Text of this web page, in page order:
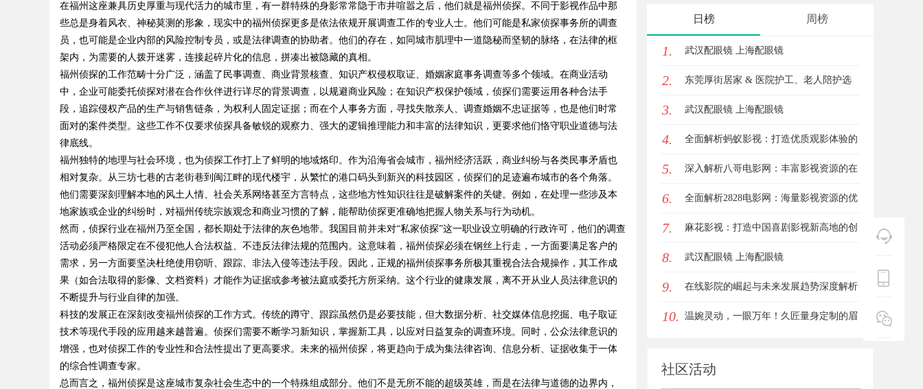
uz
!
Bo
在福州这座兼具历史厚重与现代活力的城市里，有一群特殊的身影常常隐于市井喧嚣之后，他们就是福州侦探。不同于影视作品中那
些总是身着风衣、神秘莫测的形象，现实中的福州侦探更多是依法依规开展调查工作的专业人士。他们可能是私家侦探事务所的调查
员，也可能是企业内部的风险控制专员，或是法律调查的协助者。他们的存在，如同城市肌理中一道隐秘而坚韧的脉络，在法律的框
架内，为需要的人拨开迷雾，连接起碎片化的信息，拼凑出被隐藏的真相。
福州侦探的工作范畴十分广泛，涵盖了民事调查、商业背景核查、知识产权侵权取证、婚姻家庭事务调查等多个领域。在商业活动
中，企业可能委托侦探对潜在合作伙伴进行详尽的背景调查，以规避商业风险；在知识产权保护领域，侦探们需要运用各种合法手
段，追踪侵权产品的生产与销售链条，为权利人固定证据；而在个人事务方面，寻找失散亲人、调查婚姻不忠证据等，也是他们时常
面对的案件类型。这些工作不仅要求侦探具备敏锐的观察力、强大的逻辑推理能力和丰富的法律知识，更要求他们恪守职业道德与法
律底线。
福州独特的地理与社会环境，也为侦探工作打上了鲜明的地域烙印。作为沿海省会城市，福州经济活跃，商业纠纷与各类民事矛盾也
相对复杂。从三坊七巷的古老街巷到闽江畔的现代楼宇，从繁忙的港口码头到新兴的科技园区，侦探们的足迹遍布城市的各个角落。
他们需要深刻理解本地的风土人情、社会关系网络甚至方言特点，这些地方性知识往往是破解案件的关键。例如，在处理一些涉及本
地家族或企业的纠纷时，对福州传统宗族观念和商业习惯的了解，能帮助侦探更准确地把握人物关系与行为动机。
然而，侦探行业在福州乃至全国，都长期处于法律的灰色地带。我国目前并未对“私家侦探”这一职业设立明确的行政许可，他们的调查
活动必须严格限定在不侵犯他人合法权益、不违反法律法规的范围内。这意味着，福州侦探必须在钢丝上行走，一方面要满足客户的
需求，另一方面要坚决杜绝使用窃听、跟踪、非法入侵等违法手段。因此，正规的福州侦探事务所极其重视合法合规操作，其工作成
果（如合法取得的影像、文档资料）才能作为证据或参考被法庭或委托方所采纳。这个行业的健康发展，离不开从业人员法律意识的
不断提升与行业自律的加强。
科技的发展正在深刻改变福州侦探的工作方式。传统的蹲守、跟踪虽然仍是必要技能，但大数据分析、社交媒体信息挖掘、电子取证
技术等现代手段的应用越来越普遍。侦探们需要不断学习新知识，掌握新工具，以应对日益复杂的调查环境。同时，公众法律意识的
增强，也对侦探工作的专业性和合法性提出了更高要求。未来的福州侦探，将更趋向于成为集法律咨询、信息分析、证据收集于一体
的综合性调查专家。
总而言之，福州侦探是这座城市复杂社会生态中的一个特殊组成部分。他们不是无所不能的超级英雄，而是在法律与道德的边界内，
发体系全解析
日榜 周榜
1. 武汉配眼镜 上海配眼镜
2. 东莞厚街居家 & 医院护工、老人陪护选
购民生参考指南
3. 武汉配眼镜 上海配眼镜
4. 全面解析蚂蚁影视：打造优质观影体验的
新兴平台
5. 深入解析八哥电影网：丰富影视资源的在
线宝库
6. 全面解析2828电影网：海量影视资源的优
质观看平台
7. 麻花影视：打造中国喜剧影视新高地的创
新典范
8. 武汉配眼镜 上海配眼镜
9. 在线影院的崛起与未来发展趋势深度解析
10. 温婉灵动，一眼万年！久匠量身定制的眉
女生的气质加分项
社区活动